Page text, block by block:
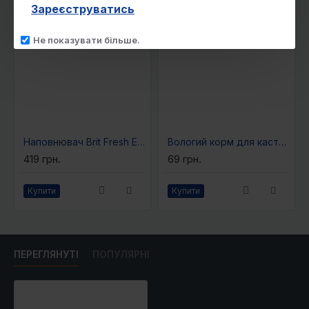
Зареєструватись
Не показувати більше.
Наповнювач Brit Fresh Excellent Ultra Bentonite для котячого туалету бентонітовий 5 кг
419 грн.
Купити
Вологий корм для кастрованих котів Brit Care Adult Sterilised Hearty Duck & Tender Turkey 85 г (качка і індичка в желе)
69 грн.
Купити
ПЕРЕГЛЯНУТІ